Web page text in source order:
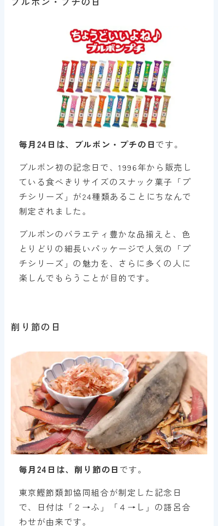
毎月24日は、ブルボン・プチの日 です。
ブルボン初の記念日で、1996年から販売し
ている食べきりサイズのスナック菓子「プ
チシリーズ」が24種類あることにちなんで
制定されました。
ブルボンのバラエティ豊かな品揃えと、色
とりどりの細長いパッケージで人気の「プ
チシリーズ」の魅力を、さらに多くの人に
楽しんでもらうことが目的です。
削り節の日
毎月24日は、削り節の日 です。
東京鰹節類卸協同組合が制定した記念日
で、日付は「２→ふ」「４→し」の語呂合
わせが由来です。